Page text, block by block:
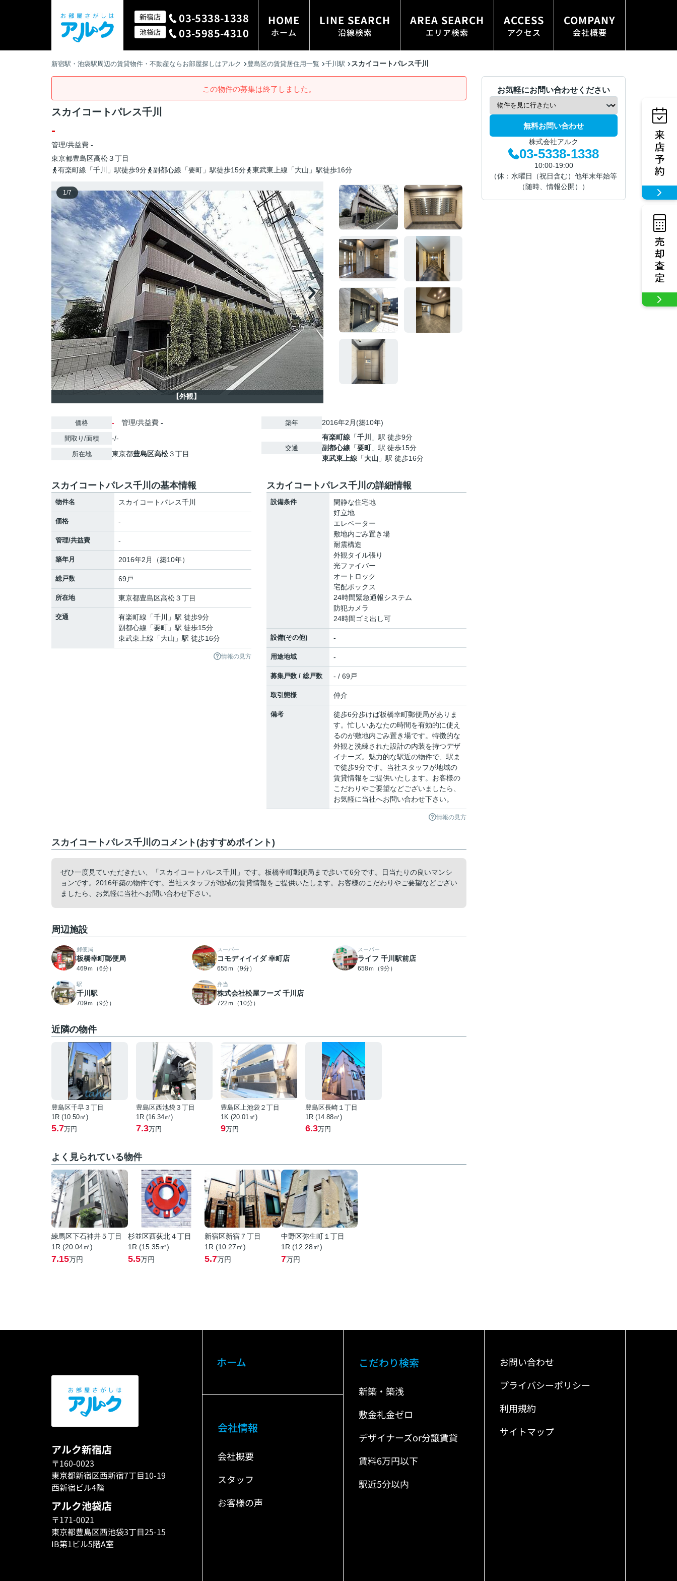
新宿店 03-5338-1338
池袋店 03-5985-4310
HOME
ホーム
LINE SEARCH
沿線検索
AREA SEARCH
エリア検索
ACCESS
アクセス
COMPANY
会社概要
新宿駅・池袋駅周辺の賃貸物件・不動産ならお部屋探しはアルク 豊島区の賃貸居住用一覧 千川駅 スカイコートパレス千川
この物件の募集は終了しました。
スカイコートパレス千川
-
管理/共益費 -
東京都豊島区高松３丁目
有楽町線「千川」駅徒歩9分
副都心線「要町」駅徒歩15分 東武東上線「大山」駅徒歩16分
1/7
【外観】
価格 - 管理/共益費 -
間取り/面積 -/-
所在地 東京都豊島区高松３丁目
築年 2016年2月(築10年)
交通
有楽町線 「千川
」駅 徒歩9分
副都心線 「要町」駅 徒歩15分
東武東上線 「大山 」駅 徒歩16分
スカイコートパレス千川の基本情報
物件名 スカイコートパレス千川
価格 -
管理/共益費 -
築年月 2016年2月（築10年）
総戸数 69戸
所在地 東京都豊島区高松３丁目
交通 有楽町線 「千川
」駅 徒歩9分
副都心線 「要町 」駅 徒歩15分
東武東上線 「大山 」駅 徒歩16分
情報の見方
スカイコートパレス千川の詳細情報
設備条件
閑静な住宅地
好立地
エレベーター
敷地内ごみ置き場
耐震構造
外観タイル張り
光ファイバー
オートロック
宅配ボックス
24時間緊急通報システム
防犯カメラ
24時間ゴミ出し可
設備(その他) -
用途地域 -
募集戸数 / 総戸数 - / 69戸
取引態様 仲介
備考
徒歩6分歩けば板橋幸町郵便局がありま
す。忙しいあなたの時間を有効的に使え
るのが敷地内ごみ置き場です。特徴的な
外観と洗練された設計の内装を持つデザ
イナーズ。魅力的な駅近の物件で、駅ま
で徒歩9分です。当社スタッフが地域の
賃貸情報をご提供いたします。お客様の
こだわりやご要望などございましたら、
お気軽に当社へお問い合わせ下さい。
情報の見方
スカイコートパレス千川のコメント(おすすめポイント)
ぜひ一度見ていただきたい、「スカイコートパレス千川」です。板橋幸町郵便局まで歩いて6分です。日当たりの良いマンシ
ョンです。2016年築の物件です。当社スタッフが地域の賃貸情報をご提供いたします。お客様のこだわりやご要望などござい
ましたら、お気軽に当社へお問い合わせ下さい。
周辺施設
郵便局
板橋幸町郵便局
469ｍ（6分）
スーパー
コモディイイダ 幸町店
655ｍ（9分）
スーパー
ライフ 千川駅前店
658ｍ（9分）
駅
千川駅
709ｍ（9分）
弁当
株式会社松屋フーズ 千川店
722ｍ（10分）
近隣の物件
豊島区千早３丁目
1R (10.50㎡)
5.7万円
豊島区西池袋３丁目
1R (16.34㎡)
7.3万円
豊島区上池袋２丁目
1K (20.01㎡)
9万円
豊島区長崎１丁目
1R (14.88㎡)
6.3万円
よく見られている物件
練馬区下石神井５丁目
1R (20.04㎡)
7.15万円
杉並区西荻北４丁目
1R (15.35㎡)
5.5万円
新宿区新宿７丁目
1R (10.27㎡)
5.7万円
中野区弥生町１丁目
1R (12.28㎡)
7万円
お気軽にお問い合わせください
無料お問い合わせ
株式会社アルク
03-5338-1338
10:00-19:00
（休：水曜日（祝日含む）他年末年始等
（随時、情報公開））
アルク新宿店
〒160-0023
東京都新宿区西新宿7丁目10-19
西新宿ビル4階
アルク池袋店
〒171-0021
東京都豊島区西池袋3丁目25-15
IB第1ビル5階A室
ホーム
会社情報
会社概要
スタッフ
お客様の声
こだわり検索
新築・築浅
敷金礼金ゼロ
デザイナーズor分譲賃貸
賃料6万円以下
駅近5分以内
お問い合わせ
プライバシーポリシー
利用規約
サイトマップ